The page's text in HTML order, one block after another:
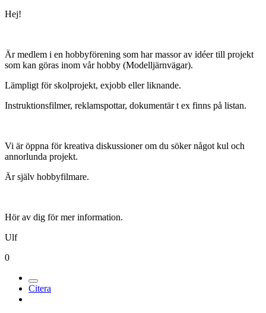
Hej!
Är medlem i en hobbyförening som har massor av idéer till projekt
som kan göras inom vår hobby (Modelljärnvägar).
Lämpligt för skolprojekt, exjobb eller liknande.
Instruktionsfilmer, reklamspottar, dokumentär t ex finns på listan.
Vi är öppna för kreativa diskussioner om du söker något kul och
annorlunda projekt.
Är själv hobbyfilmare.
Hör av dig för mer information.
Ulf
0
Citera